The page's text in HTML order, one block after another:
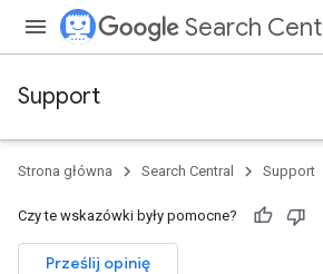
Search Central
Support
Strona główna Search Central Support
Czy te wskazówki były pomocne?
Prześlij opinię